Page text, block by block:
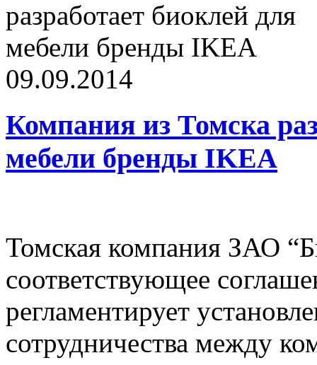
09.09.2014
Компания из Томска
мебели бренды IKEA
Томская компания ЗАО
соответствующее
регламентирует
сотрудничества между